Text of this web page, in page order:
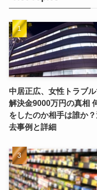
中居正広、女性トラブ
解決金9000万円の真相
をしたのか相手は誰か
去事例と詳細